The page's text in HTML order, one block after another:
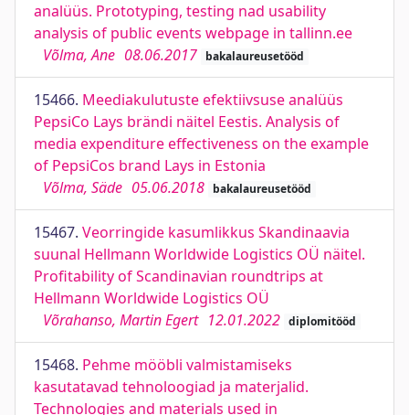
analüüs. Prototyping, testing nad usability
analysis of public events webpage in tallinn.ee
Võlma, Ane 08.06.2017 bakalaureusetööd
15466. Meediakulutuste efektiivsuse analüüs
PepsiCo Lays brändi näitel Eestis. Analysis of
media expenditure effectiveness on the example
of PepsiCos brand Lays in Estonia
Võlma, Säde 05.06.2018 bakalaureusetööd
15467. Veorringide kasumlikkus Skandinaavia
suunal Hellmann Worldwide Logistics OÜ näitel.
Profitability of Scandinavian roundtrips at
Hellmann Worldwide Logistics OÜ
Võrahanso, Martin Egert 12.01.2022 diplomitööd
15468. Pehme mööbli valmistamiseks
kasutatavad tehnoloogiad ja materjalid.
Technologies and materials used in